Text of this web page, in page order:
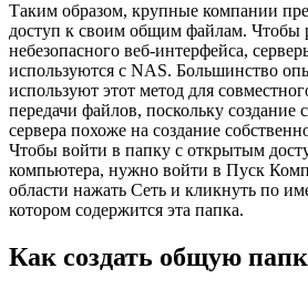
Таким образом, крупные компании
доступ к своим общим файлам. Чтобы
небезопасного веб-интерфейса,
используются с NAS. Большинство
используют этот метод для
передачи файлов, поскольку создание
сервера похоже на создание
Чтобы войти в папку с открытым
компьютера, нужно войти в Пуск
области нажать Сеть и кликнуть по
котором содержится эта папка.
Как создать общую